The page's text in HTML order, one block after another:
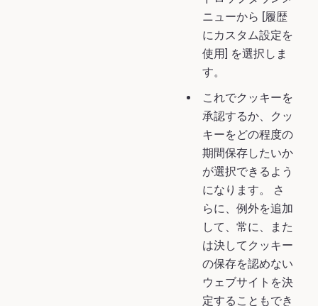
ニューから [履歴
にカスタム設定を
使用] を選択しま
す。
これでクッキーを
承認するか、クッ
キーをどの程度の
期間保存したいか
が選択できるよう
になります。 さ
らに、例外を追加
して、常に、また
は決してクッキー
の保存を認めない
ウェブサイトを決
定することもでき